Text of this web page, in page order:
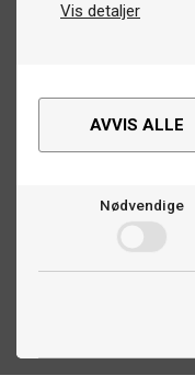
Vis detaljer
AVVIS ALLE
Nødvendige